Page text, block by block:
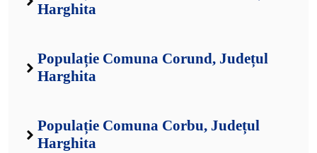
Harghita
Populație Comuna Corund, Județul
Harghita
Populație Comuna Corbu, Județul
Harghita